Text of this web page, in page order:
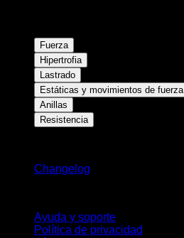
Fuerza
Hipertrofia
Lastrado
Estáticas y movimientos de fuerza
Anillas
Resistencia
Changelog
Ayuda y soporte
Política de privacidad